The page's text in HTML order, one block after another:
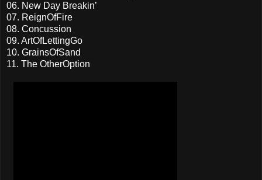
06. New Day Breakin’
07. ReignOfFire
08. Concussion
09. ArtOfLettingGo
10. GrainsOfSand
11. The OtherOption